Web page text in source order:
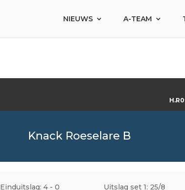
NIEUWS A-TEAM
Knack Roeselare B
Einduitslag: 4 - 0 Uitslag set 1: 25/8